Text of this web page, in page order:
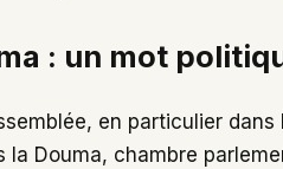
: un mot
en particulier
Douma, chambre